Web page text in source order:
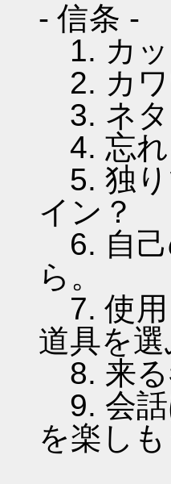
- 信条 -
1. カッ
2. カワ
3. ネタ
4. 忘れ
5. 独り
イン？
6. 自己
ら。
7. 使用
道具を選
8. 来る
9. 会話
を楽しも